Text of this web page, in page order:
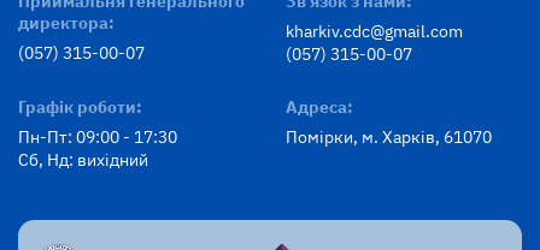
директора:
(057) 315-00-07
kharkiv.cdc@gmail.com
(057) 315-00-07
Графік роботи:
Пн-Пт: 09:00 - 17:30
Сб, Нд: вихідний
Адреса:
Помірки, м. Харків, 61070